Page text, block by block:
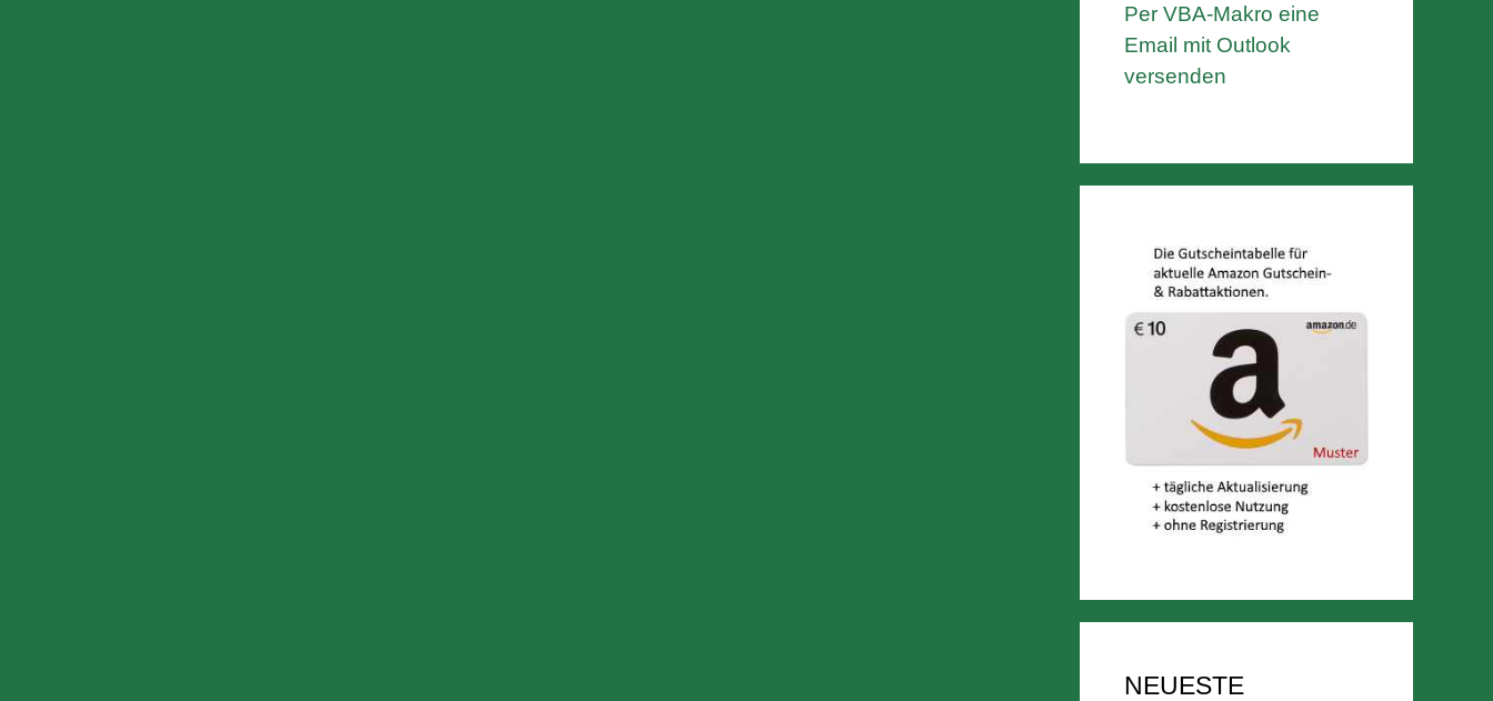
Per VBA-Makro eine
Email mit Outlook
versenden
NEUESTE